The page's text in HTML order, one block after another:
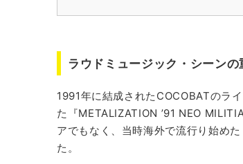
松澤世紀（COCOBAT / 渋谷
ラウドミュージック・シーン
1991年に結成されたCOCOBATのラ
た『METALIZATION ’91 NEO
アでもなく、当時海外で流行り始め
た。